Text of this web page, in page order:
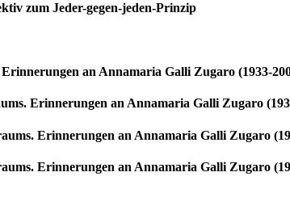
zum Jeder-gegen-jeden-Prinzip
an Annamaria Galli Zugaro (1933-
Erinnerungen an Annamaria Galli Zugaro
Erinnerungen an Annamaria Galli Zugaro
Erinnerungen an Annamaria Galli Zugaro